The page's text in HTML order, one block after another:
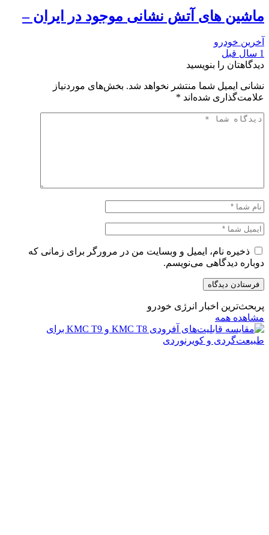
ماشین های آتش نشانی موجود در ایران –
آخرین خودرو
1 سال قبل
دیدگاهتان را بنویسید
نشانی ایمیل شما منتشر نخواهد شد. بخش‌های موردنیاز
علامت‌گذاری شده‌اند *
ذخیره نام، ایمیل و وبسایت من در مرورگر برای زمانی که
دوباره دیدگاهی می‌نویسم.
پربحث‌ترین اخبار انرژی خودرو
مشاهده همه